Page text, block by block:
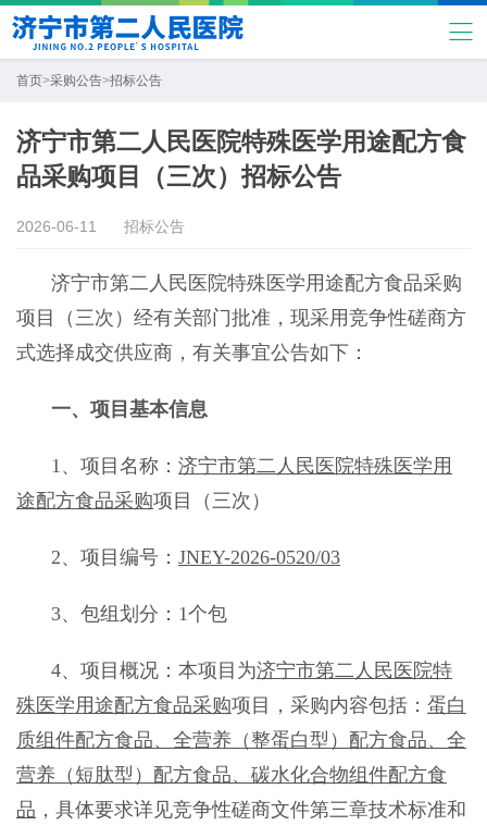
首页>采购公告>招标公告
济宁市第二人民医院特殊医学用途配方食
品采购项目（三次）招标公告
2026-06-11 招标公告
济宁市第二人民医院特殊医学用途配方食品采购
项目
（三次） 经有关部门批准，现采用竞争性磋商方
式选择成交供应商，有关事宜公告如下：
一、项目基本信息
1、项目名称： 济宁市第二人民医院特殊医学用
途配方食品采购项目（三次）
2、项目编号： JNEY-2026-0520/03
3、包组划分：1个包
4、项目概况： 本项目为济宁市第二人民医院特
殊医学用途配方食品采购项目 ， 采购内容包括： 蛋白
质组件配方食品、 全营养（整蛋白型）配方食品、全
营养（短肽型）配方食品、碳水化合物组件配方食
品 ， 具体要求详见竞争性磋商文件第三章技术标准和